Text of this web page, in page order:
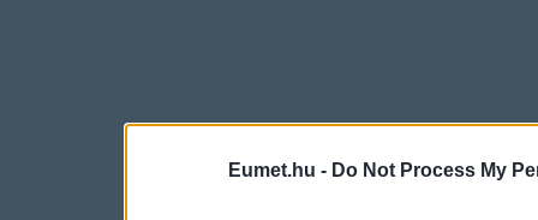
Eumet.hu - Do Not Process My